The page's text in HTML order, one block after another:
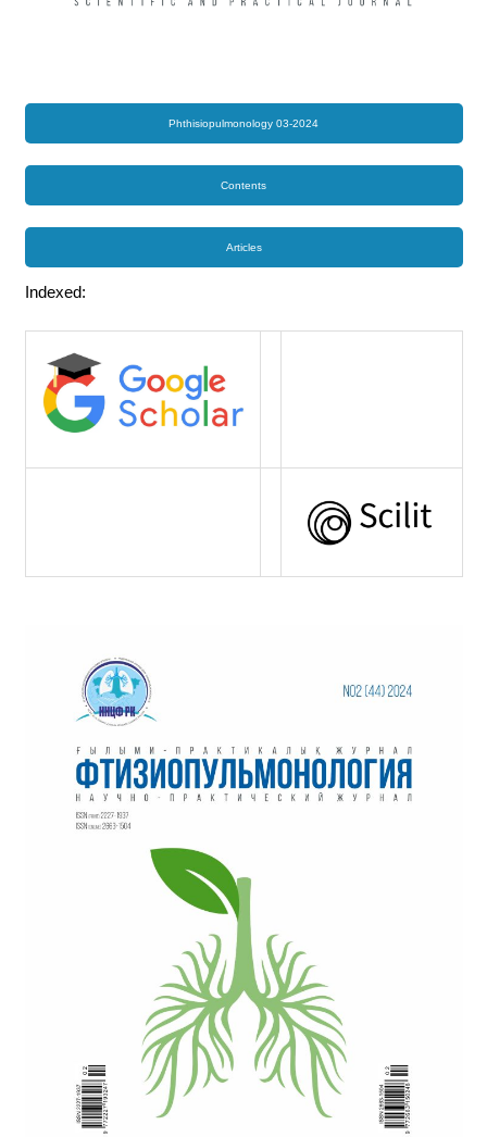
Phthisiopulmonology 03-2024
Contents
Articles
Indexed: